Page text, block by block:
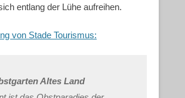
entlang der Lühe aufreihen.
von Stade Tourismus:
Altes Land